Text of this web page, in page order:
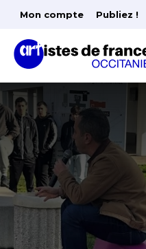
Mon compte Publiez !